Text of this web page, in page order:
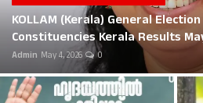
Education
Business
Local News
KOLLAM (Kerala) General
Constituencies Kerala Results
Admin May 4, 2026 0